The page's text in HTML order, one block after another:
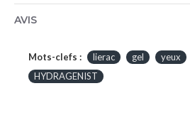
AVIS
Mots-clefs : lierac gel yeux
HYDRAGENIST